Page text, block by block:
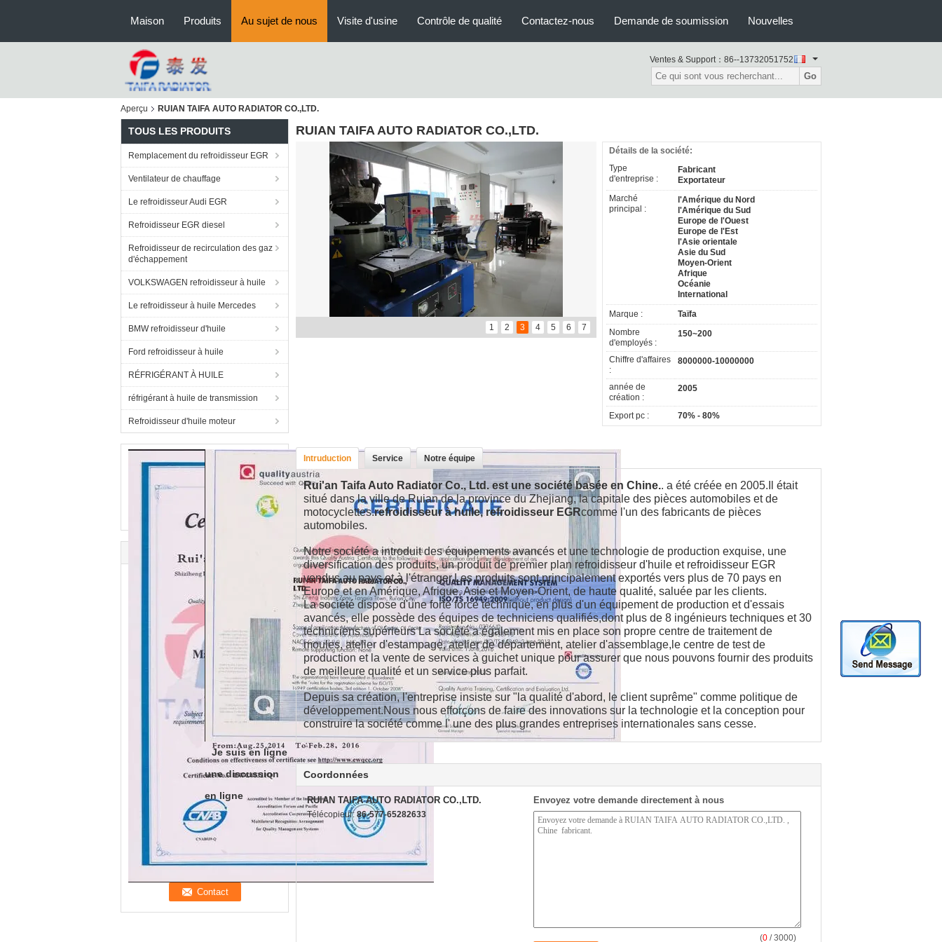
Maison Produits Au sujet de nous Visite d'usine Contrôle de qualité Contactez-nous Demande de soumission Nouvelles
Ventes & Support： 86--13732051752
Go
Aperçu RUIAN TAIFA AUTO RADIATOR CO.,LTD.
TOUS LES PRODUITS
Remplacement du refroidisseur EGR
Ventilateur de chauffage
Le refroidisseur Audi EGR
Refroidisseur EGR diesel
Refroidisseur de recirculation des gaz
d'échappement
VOLKSWAGEN refroidisseur à huile
Le refroidisseur à huile Mercedes
BMW refroidisseur d'huile
Ford refroidisseur à huile
RÉFRIGÉRANT À HUILE
réfrigérant à huile de transmission
Refroidisseur d'huile moteur
Je suis en ligne
une discussion
en ligne
RUIAN TAIFA AUTO RADIATOR CO.,LTD.
1 2 3 4 5 6 7
Détails de la société:
Type
d'entreprise :
Fabricant
Exportateur
Marché
principal :
l'Amérique du Nord
l'Amérique du Sud
Europe de l'Ouest
Europe de l'Est
l'Asie orientale
Asie du Sud
Moyen-Orient
Afrique
Océanie
International
Marque :
Taïfa
Nombre
d'employés :
150~200
Chiffre d'affaires
:
8000000-10000000
année de
création :
2005
Export pc : 70% - 80%
Intruduction Service Notre équipe
Rui'an Taifa Auto Radiator Co., Ltd. est une société basée en Chine.. a été créée en 2005.Il était
situé dans la ville de Ruian de la province du Zhejiang, la capitale des pièces automobiles et de
motocyclettes.refroidisseur à huile, refroidisseur EGRcomme l'un des fabricants de pièces
automobiles.
Notre société a introduit des équipements avancés et une technologie de production exquise, une
diversification des produits, un produit de premier plan refroidisseur d'huile et refroidisseur EGR
vendus au pays et à l'étranger.Les produits sont principalement exportés vers plus de 70 pays en
Europe et en Amérique, Afrique, Asie et Moyen-Orient, de haute qualité, saluée par les clients.
La société dispose d'une forte force technique, en plus d'un équipement de production et d'essais
avancés, elle possède des équipes de techniciens qualifiés,dont plus de 8 ingénieurs techniques et 30
techniciens supérieurs La société a également mis en place son propre centre de traitement de
moules, atelier d'estampage, atelier de département, atelier d'assemblage,le centre de test de
production et la vente de services à guichet unique pour assurer que nous pouvons fournir des produits
de meilleure qualité et un service plus parfait.
Depuis sa création, l'entreprise insiste sur "la qualité d'abord, le client suprême" comme politique de
développement.Nous nous efforçons de faire des innovations sur la technologie et la conception pour
construire la société comme l' une des plus grandes entreprises internationales sans cesse.
Coordonnées
RUIAN TAIFA AUTO RADIATOR CO.,LTD.
Télécopieur:86-577-65282633
Envoyez votre demande directement à nous
(0 / 3000)